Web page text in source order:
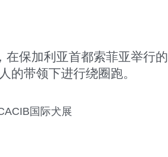
在保加利亚首都索菲亚举行
的带领下进行绕圈跑。
国际犬展